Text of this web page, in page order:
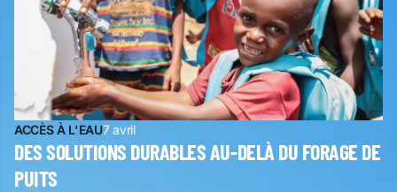
ACCÈS À L'EAU7 avril
DES SOLUTIONS DURABLES AU-DELÀ DU FORAGE DE
PUITS